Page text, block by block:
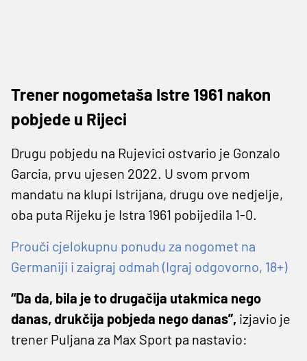
Trener nogometaša Istre 1961 nakon
pobjede u Rijeci
Drugu pobjedu na Rujevici ostvario je Gonzalo
Garcia, prvu ujesen 2022. U svom prvom
mandatu na klupi Istrijana, drugu ove nedjelje,
oba puta Rijeku je Istra 1961 pobijedila 1-0.
Prouči cjelokupnu ponudu za nogomet na
Germaniji i zaigraj odmah (Igraj odgovorno, 18+)
“Da da, bila je to drugačija utakmica nego
danas, drukčija pobjeda nego danas”, izjavio je
trener Puljana za Max Sport pa nastavio: